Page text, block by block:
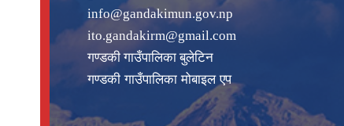
info@gandakimun.gov.np
ito.gandakirm@gmail.com
गण्डकी गाउँपालिका बुलेटिन
गण्डकी गाउँपालिका मोबाइल एप